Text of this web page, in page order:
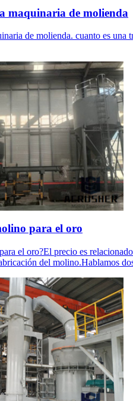
maquinaria de molienda
de molienda. cuanto es
para el oro
el oro?El precio es
del molino.Hablamos